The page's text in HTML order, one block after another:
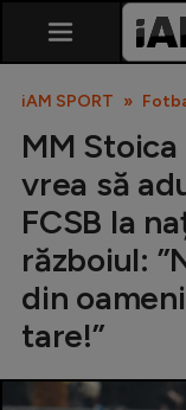
iAM SPORT
MM
vrea să
FCSB la
războiul:
din
tare!”